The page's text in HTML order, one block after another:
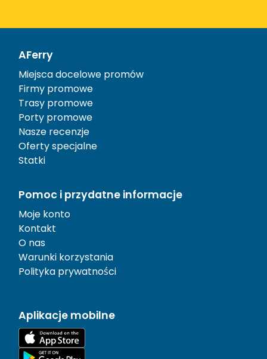
AFerry
Miejsca docelowe promów
Firmy promowe
Trasy promowe
Porty promowe
Nasze recenzje
Oferty specjalne
Statki
Pomoc i przydatne informacje
Moje konto
Kontakt
O nas
Warunki korzystania
Polityka prywatności
Aplikacje mobilne